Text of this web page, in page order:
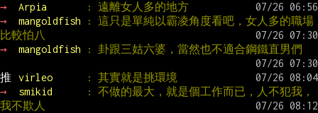
→
Arpia
: 遠離女人多的地方
→
mangoldfish
: 這只是單純以霸凌角度看吧，女人多的職場
比較怕八
→
mangoldfish : 卦跟三姑六婆，當然也不適合鋼鐵直男們
推 virleo
: 其實就是挑環境
→
smikid
: 不做的最大，就是個工作而已，人不犯我，
我不欺人